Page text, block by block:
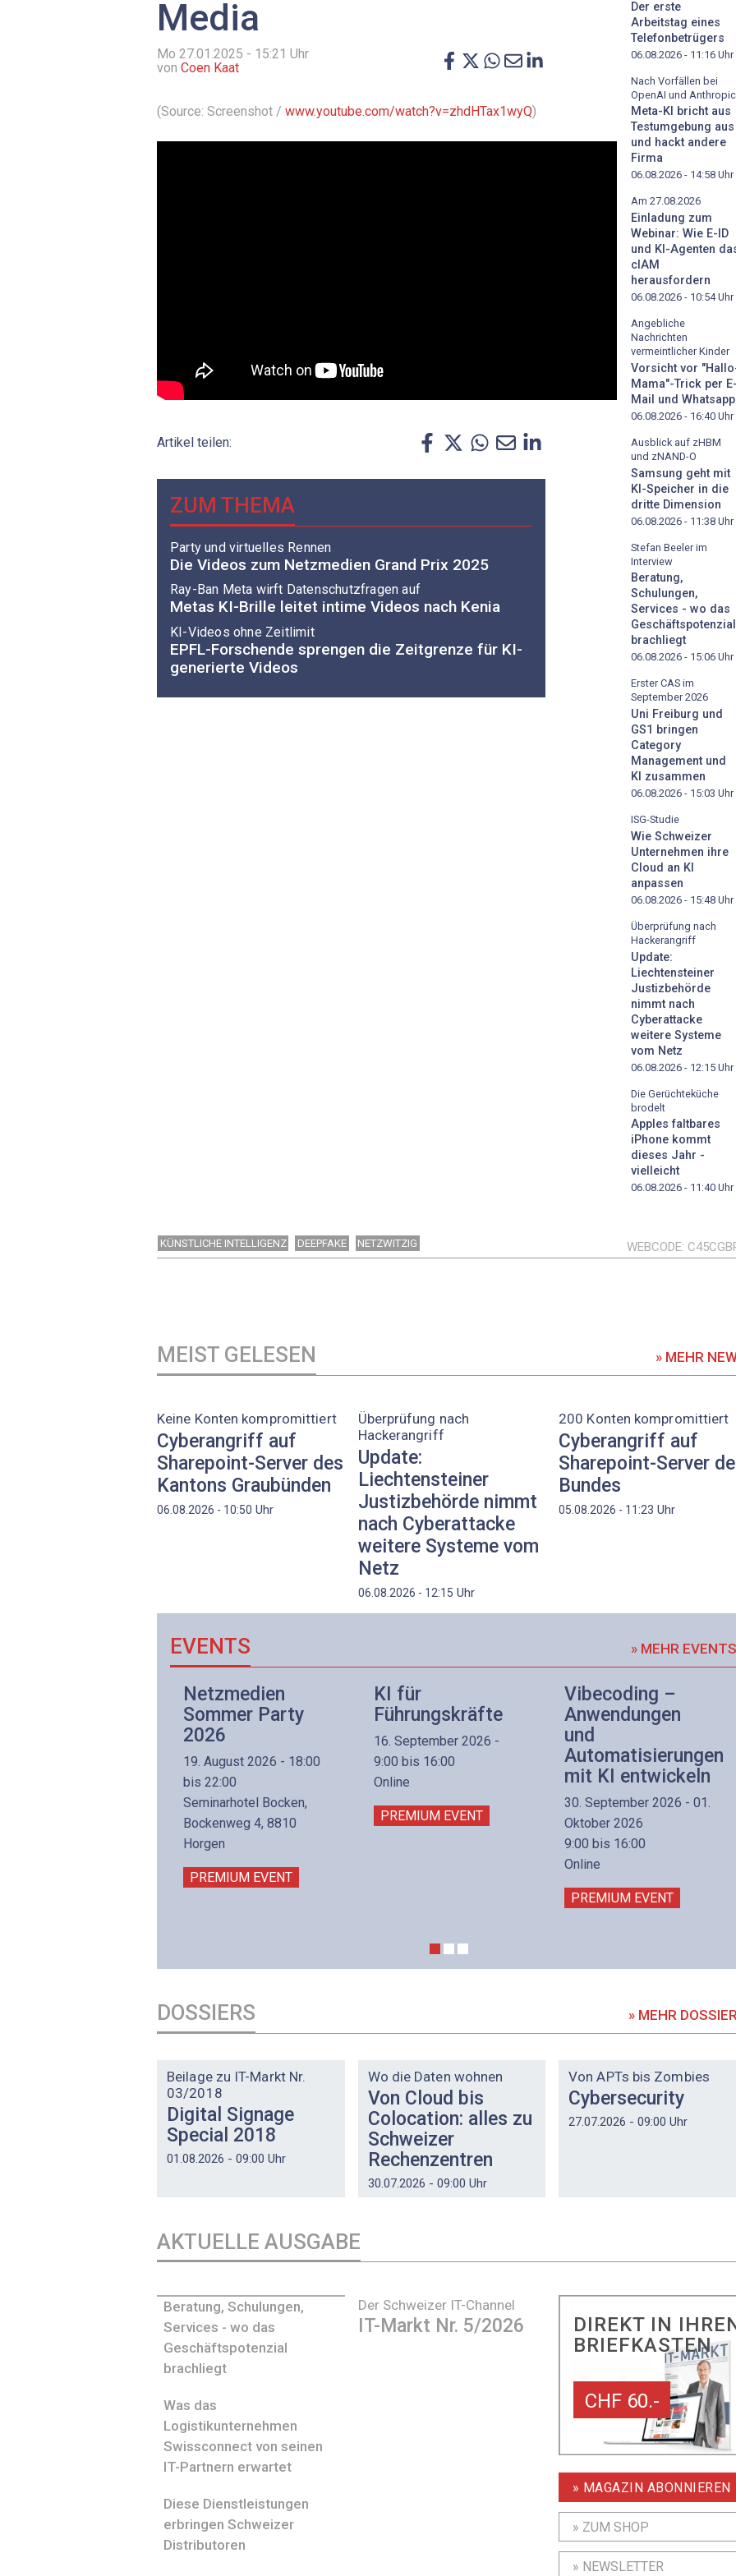
Media
Mo 27.01.2025 - 15:21 Uhr
von Coen Kaat
(Source: Screenshot / www.youtube.com/watch?v=zhdHTax1wyQ)
Artikel teilen:
ZUM THEMA
Party und virtuelles Rennen
Die Videos zum Netzmedien Grand Prix 2025
Ray-Ban Meta wirft Datenschutzfragen auf
Metas KI-Brille leitet intime Videos nach Kenia
KI-Videos ohne Zeitlimit
EPFL-Forschende sprengen die Zeitgrenze für KI-
generierte Videos
Der erste
Arbeitstag eines
Telefonbetrügers
06.08.2026 - 11:16 Uhr
Nach Vorfällen bei
OpenAI und Anthropic
Meta-KI bricht aus
Testumgebung aus
und hackt andere
Firma
06.08.2026 - 14:58 Uhr
Am 27.08.2026
Einladung zum
Webinar: Wie E-ID
und KI-Agenten
cIAM
herausfordern
06.08.2026 - 10:54Uhr
Angebliche
Nachrichten
vermeintlicher Kinder
Vorsicht vor
Mama"-Trick per E-
Mail und Whatsapp
06.08.2026 - 16:40 Uhr
Ausblick auf zHBM
und zNAND-O
Samsung geht mit
KI-Speicher in die
dritte Dimension
06.08.2026 - 11:38 Uhr
Stefan Beeler im
Interview
Beratung,
Schulungen,
Services - wo das
Geschäftspotenzial
brachliegt
06.08.2026 - 15:06 Uhr
Erster CAS im
September 2026
Uni Freiburg und
GS1 bringen
Category
Management und
KI zusammen
06.08.2026 - 15:03 Uhr
ISG-Studie
Wie Schweizer
Unternehmen ihre
Cloud an KI
anpassen
06.08.2026 - 15:48 Uhr
Überprüfung nach
Hackerangriff
Update:
Liechtensteiner
Justizbehörde
nimmt nach
Cyberattacke
weitere Systeme
vom Netz
06.08.2026 - 12:15 Uhr
Die Gerüchteküche
brodelt
Apples faltbares
iPhone kommt
dieses Jahr -
vielleicht
06.08.2026 - 11:40 Uhr
KÜNSTLICHE INTELLIGENZ DEEPFAKE NETZWITZIG WEBCODE
MEIST GELESEN » MEHR
Keine Konten kompromittiert
Cyberangriff auf
Sharepoint-Server des
Kantons Graubünden
06.08.2026 - 10:50 Uhr
Überprüfung nach
Hackerangriff
Update:
Liechtensteiner
Justizbehörde nimmt
nach Cyberattacke
weitere Systeme vom
Netz
06.08.2026 - 12:15 Uhr
200 Konten kompromittiert
Cyberangriff auf
Sharepoint-Server
Bundes
05.08.2026 - 11:23 Uhr
EVENTS » MEHR EVENTS
Netzmedien
Sommer Party
2026
19. August 2026 - 18:00
bis 22:00
Seminarhotel Bocken,
Bockenweg 4, 8810
Horgen
PREMIUM EVENT
KI für
Führungskräfte
16. September 2026 -
9:00 bis 16:00
Online
PREMIUM EVENT
Vibecoding –
Anwendungen
und
Automatisierungen
mit KI entwickeln
30. September 2026 - 01.
Oktober 2026
9:00 bis 16:00
Online
PREMIUM EVENT
DOSSIERS » MEHR
Beilage zu IT-Markt Nr.
03/2018
Digital Signage
Special 2018
01.08.2026 - 09:00 Uhr
Wo die Daten wohnen
Von Cloud bis
Colocation: alles zu
Schweizer
Rechenzentren
30.07.2026 - 09:00 Uhr
Von APTs bis Zombies
Cybersecurity
27.07.2026 - 09:00 Uhr
AKTUELLE AUSGABE
Der Schweizer IT-Channel
IT-Markt Nr. 5/2026
Beratung, Schulungen,
Services - wo das
Geschäftspotenzial
brachliegt
Was das
Logistikunternehmen
Swissconnect von seinen
IT-Partnern erwartet
Diese Dienstleistungen
erbringen Schweizer
Distributoren
DIREKT IN
BRIEFKASTEN
CHF 60.-
» MAGAZIN ABONNIEREN
» ZUM SHOP
» NEWSLETTER